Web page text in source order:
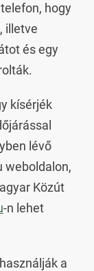
hogy
illetve
és egy
kísérjék
lévő
weboldalon,
Közút
-n lehet
a